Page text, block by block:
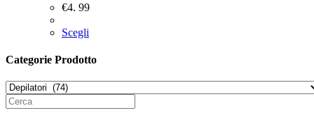
€4. 99
Scegli
Categorie Prodotto